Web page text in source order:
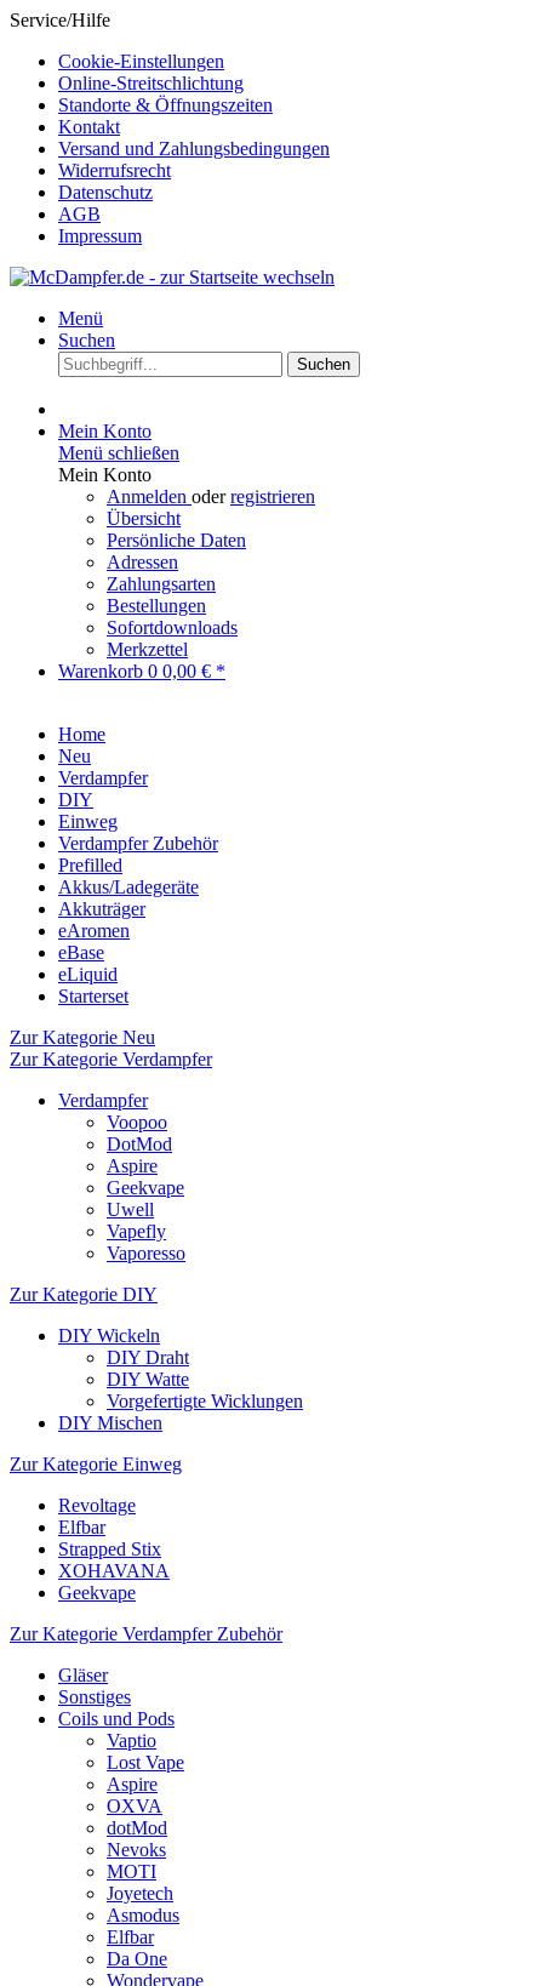
Service/Hilfe
Cookie-Einstellungen
Online-Streitschlichtung
Standorte & Öffnungszeiten
Kontakt
Versand und Zahlungsbedingungen
Widerrufsrecht
Datenschutz
AGB
Impressum
Menü
Suchen
Suchen
Mein Konto
Menü schließen
Mein Konto
Anmelden oderregistrieren
Übersicht
Persönliche Daten
Adressen
Zahlungsarten
Bestellungen
Sofortdownloads
Merkzettel
Warenkorb 0 0,00 € *
Home
Neu
Verdampfer
DIY
Einweg
Verdampfer Zubehör
Prefilled
Akkus/Ladegeräte
Akkuträger
eAromen
eBase
eLiquid
Starterset
Zur Kategorie Neu
Zur Kategorie Verdampfer
Verdampfer
Voopoo
DotMod
Aspire
Geekvape
Uwell
Vapefly
Vaporesso
Zur Kategorie DIY
DIY Wickeln
DIY Draht
DIY Watte
Vorgefertigte Wicklungen
DIY Mischen
Zur Kategorie Einweg
Revoltage
Elfbar
Strapped Stix
XOHAVANA
Geekvape
Zur Kategorie Verdampfer Zubehör
Gläser
Sonstiges
Coils und Pods
Vaptio
Lost Vape
Aspire
OXVA
dotMod
Nevoks
MOTI
Joyetech
Asmodus
Elfbar
Da One
Wondervape